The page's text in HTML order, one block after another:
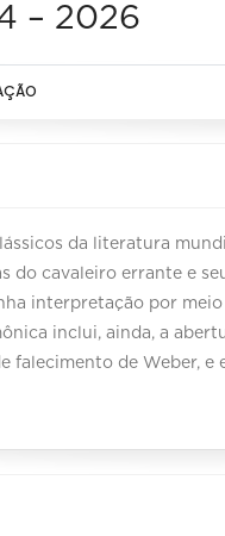
– 2026
da literatura
do cavaleiro errante e
interpretação por
inclui, ainda, a
de Weber, e